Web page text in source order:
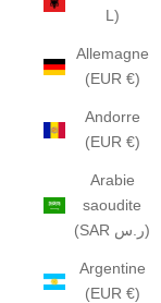
L)
Allemagne
(EUR €)
Andorre
(EUR €)
Arabie
saoudite
(SAR ر.س)
Argentine
(EUR €)